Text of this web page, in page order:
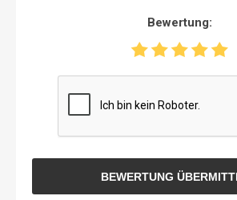
Bewertung:
BEWERTUNG